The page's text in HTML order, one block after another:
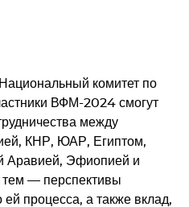
комитет по
ВФМ-2024 смогут
между
КНР, ЮАР, Египтом,
Аравией, Эфиопией и
тем — перспективы
ей процесса, а также вклад,